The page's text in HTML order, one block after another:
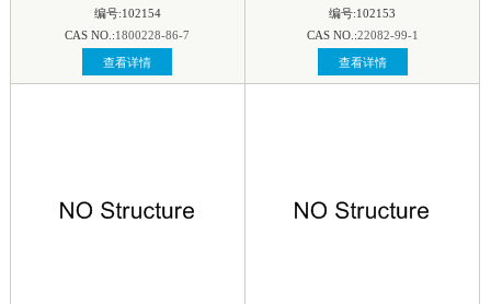
编号:102154
CAS NO.:1800228-86-7
查看详情
编号:102153
CAS NO.:22082-99-1
查看详情